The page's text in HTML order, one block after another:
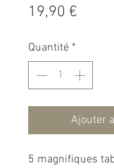
19,90 €
Quantité *
Ajouter
5 magnifiques